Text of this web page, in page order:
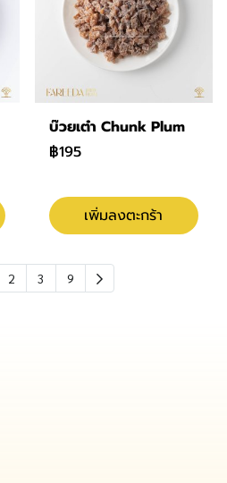
บ๊วยเต๋า Chunk Plum
฿195
เพิ่มลงตะกร้า
2 3 9